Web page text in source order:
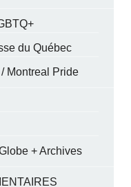
du Québec
Montreal Pride
+ Archives